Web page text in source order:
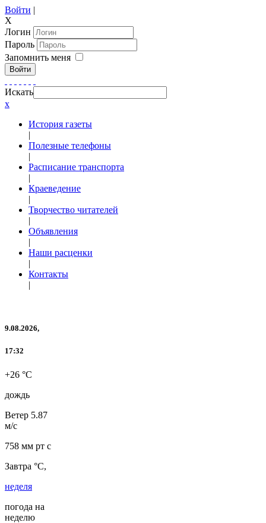
Войти |
X
Логин
Пароль
Запомнить меня
Войти
Искать
x
История газеты
|
Полезные телефоны
|
Расписание транспорта
|
Краеведение
|
Творчество читателей
|
Объявления
|
Наши расценки
|
Контакты
|
9.08.2026,
17:32
+26 °C
дождь
Ветер 5.87
м/с
758 мм рт с
Завтра °C,
неделя
погода на
неделю